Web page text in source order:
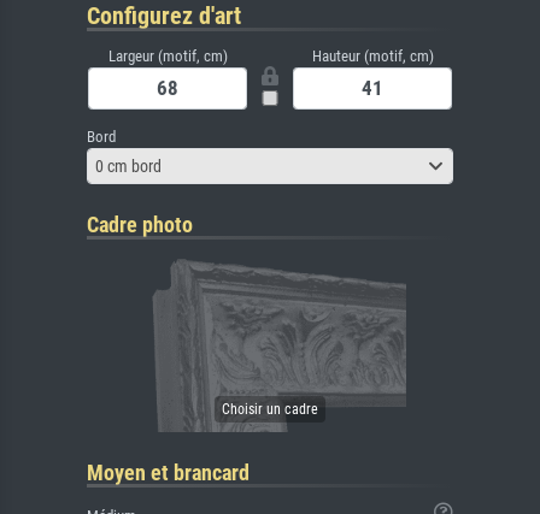
Configurez d'art
Largeur (motif, cm) Hauteur (motif, cm)
Bord
0 cm bord
Cadre photo
Moyen et brancard